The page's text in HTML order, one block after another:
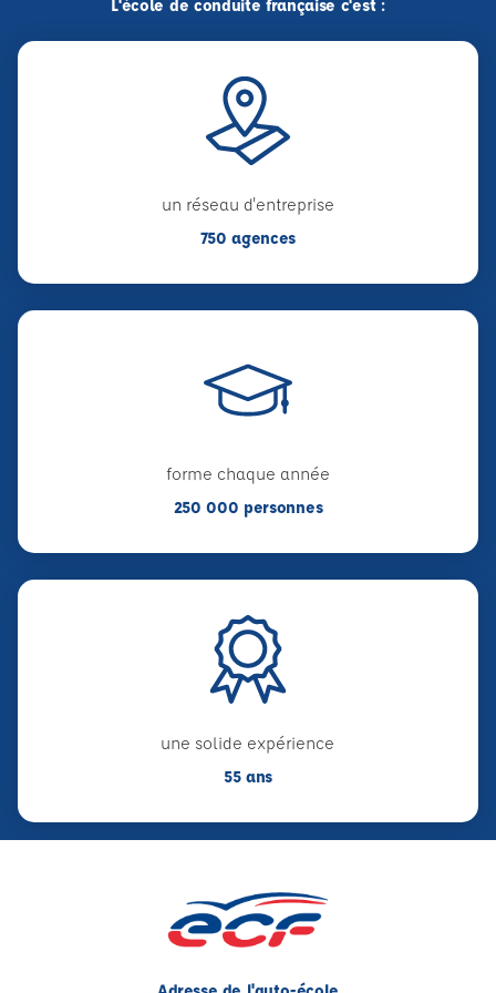
L'école de conduite française c'est :
un réseau d'entreprise
750 agences
forme chaque année
250 000 personnes
une solide expérience
55 ans